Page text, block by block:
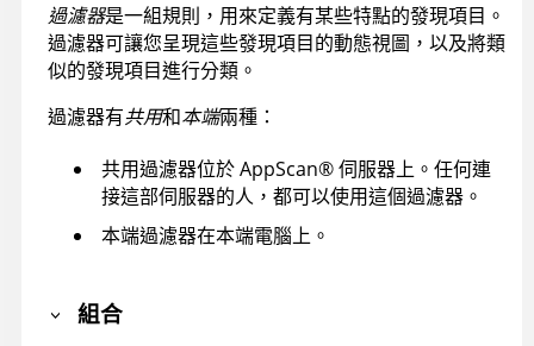
過濾器是一組規則，用來定義有某些特點的發現項目。
過濾器可讓您呈現這些發現項目的動態視圖，以及將類
似的發現項目進行分類。
過濾器有共用和本端兩種：
共用過濾器位於AppScan®伺服器上。任何連
接這部伺服器的人，都可以使用這個過濾器。
本端過濾器在本端電腦上。
組合